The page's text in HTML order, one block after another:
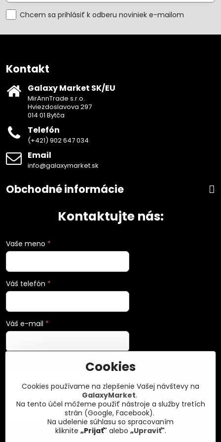
Chcem sa prihlásiť k odberu noviniek e-mailom
Kontakt
Galaxy Market SK/EU
MirAnnTrade s.r.o.
Hviezdoslavova 297
014 01 Bytča
Telefón
(+421) 902 647 034
Email
info@galaxymarket.sk
Obchodné informácie
Kontaktujte nás:
Vaše meno *
Váš telefón *
Váš e-mail *
Cookies
Cookies používame na zlepšenie Vašej návštevy na
GalaxyMarket.
Na tento účel môžeme použiť nástroje a služby tretích
strán (Google, Facebook).
Na udelenie súhlasu so spracovaním
kliknite „Prijať" alebo „Upraviť".